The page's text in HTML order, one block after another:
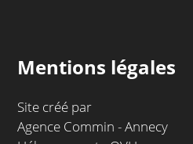
Mentions légales
Site créé par
Agence Commin - Annecy